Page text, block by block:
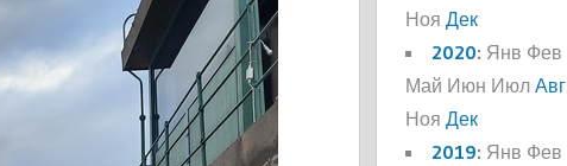
Ноя Дек
2020: Янв Фев
Май Июн Июл Авг
Ноя Дек
2019: Янв Фев